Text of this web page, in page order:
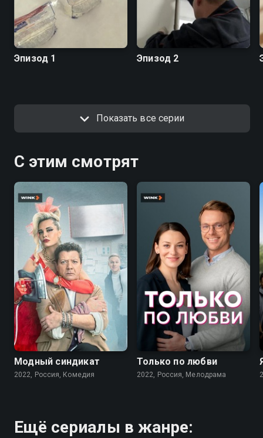
Эпизод 1 Эпизод 2
Показать все серии
С этим смотрят
7.6
Модный синдикат
2022, Россия, Комедия
Только по любви
2022, Россия, Мелодрама
Ещё сериалы в жанре: